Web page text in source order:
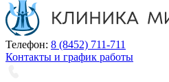
Телефон: 8 (8452) 711-711
Контакты и график работы